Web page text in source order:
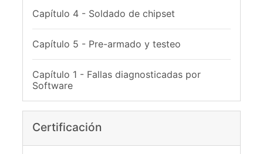
Capítulo 4 - Soldado de chipset
Capítulo 5 - Pre-armado y testeo
Capítulo 1 - Fallas diagnosticadas por
Software
Certificación